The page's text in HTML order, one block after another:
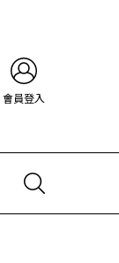
會員登入